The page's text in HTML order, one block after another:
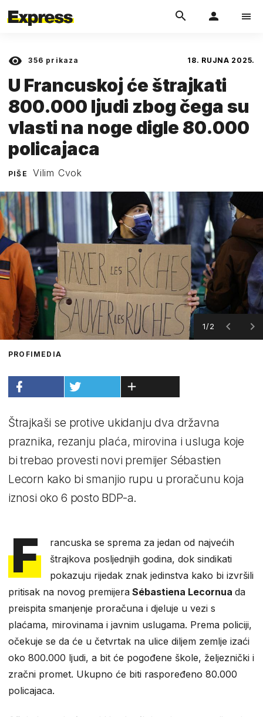
356 prikaza 18. RUJNA 2025.
U Francuskoj će štrajkati
800.000 ljudi zbog čega su
vlasti na noge digle 80.000
policajaca
PIŠE Vilim Cvok
1/2
PROFIMEDIA
Štrajkaši se protive ukidanju dva državna
praznika, rezanju plaća, mirovina i usluga koje
bi trebao provesti novi premijer Sébastien
Lecorn kako bi smanjio rupu u proračunu koja
iznosi oko 6 posto BDP-a.
F
rancuska se sprema za jedan od najvećih
štrajkova posljednjih godina, dok sindikati
pokazuju rijedak znak jedinstva kako bi izvršili
pritisak na novog premijera Sébastiena Lecornua da
preispita smanjenje proračuna i djeluje u vezi s
plaćama, mirovinama i javnim uslugama. Prema policiji,
očekuje se da će u četvrtak na ulice diljem zemlje izaći
oko 800.000 ljudi, a bit će pogođene škole, željeznički i
zračni promet. Ukupno će biti raspoređeno 80.000
policajaca.